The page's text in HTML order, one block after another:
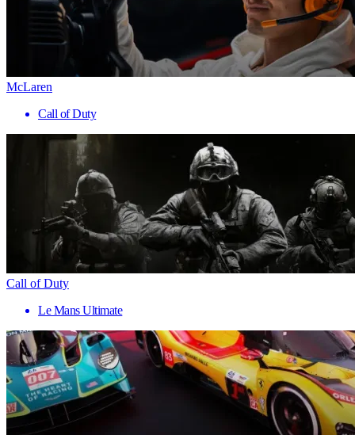
McLaren
Call of Duty
Call of Duty
Le Mans Ultimate